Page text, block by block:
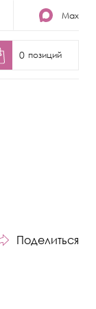
Max
0 позиций
Поделиться